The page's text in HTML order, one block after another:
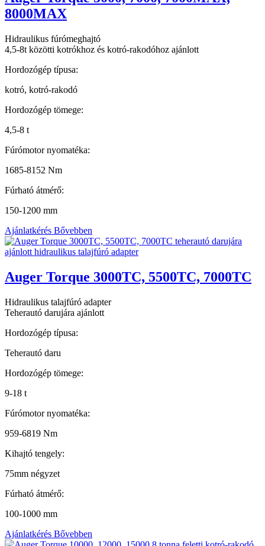
8000MAX
Hidraulikus fúrómeghajtó
4,5-8t közötti kotrókhoz és kotró-rakodóhoz ajánlott
Hordozógép típusa:
kotró, kotró-rakodó
Hordozógép tömege:
4,5-8 t
Fúrómotor nyomatéka:
1685-8152 Nm
Fúrható átmérő:
150-1200 mm
Ajánlatkérés Bővebben
Auger Torque 3000TC, 5500TC, 7000TC
Hidraulikus talajfúró adapter
Teherautó darujára ajánlott
Hordozógép típusa:
Teherautó daru
Hordozógép tömege:
9-18 t
Fúrómotor nyomatéka:
959-6819 Nm
Kihajtó tengely:
75mm négyzet
Fúrható átmérő:
100-1000 mm
Ajánlatkérés Bővebben